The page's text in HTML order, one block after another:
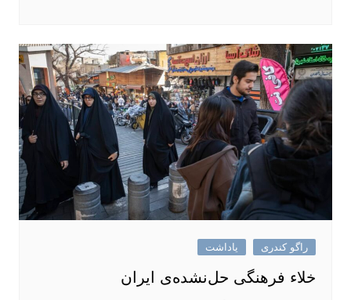
راگو کندری یاداشت
خلاء فرهنگی حل‌نشده‌ی ایران